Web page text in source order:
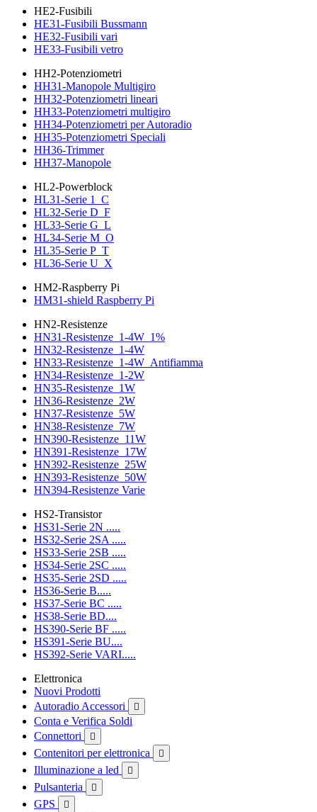
HE2-Fusibili
HE31-Fusibili Bussmann
HE32-Fusibili vari
HE33-Fusibili vetro
HH2-Potenziometri
HH31-Manopole Multigiro
HH32-Potenziometri lineari
HH33-Potenziometri multigiro
HH34-Potenziometri per Autoradio
HH35-Potenziometri Speciali
HH36-Trimmer
HH37-Manopole
HL2-Powerblock
HL31-Serie 1_C
HL32-Serie D_F
HL33-Serie G_L
HL34-Serie M_O
HL35-Serie P_T
HL36-Serie U_X
HM2-Raspberry Pi
HM31-shield Raspberry Pi
HN2-Resistenze
HN31-Resistenze_1-4W_1%
HN32-Resistenze_1-4W
HN33-Resistenze_1-4W_Antifiamma
HN34-Resistenze_1-2W
HN35-Resistenze_1W
HN36-Resistenze_2W
HN37-Resistenze_5W
HN38-Resistenze_7W
HN390-Resistenze_11W
HN391-Resistenze_17W
HN392-Resistenze_25W
HN393-Resistenze_50W
HN394-Resistenze Varie
HS2-Transistor
HS31-Serie 2N .....
HS32-Serie 2SA .....
HS33-Serie 2SB .....
HS34-Serie 2SC .....
HS35-Serie 2SD .....
HS36-Serie B.....
HS37-Serie BC .....
HS38-Serie BD....
HS390-Serie BF .....
HS391-Serie BU....
HS392-Serie VARI.....
Elettronica
Nuovi Prodotti
Autoradio Accessori

Conta e Verifica Soldi
Connettori

Contenitori per elettronica 
Illuminazione a led 
Pulsanteria 
GPS 